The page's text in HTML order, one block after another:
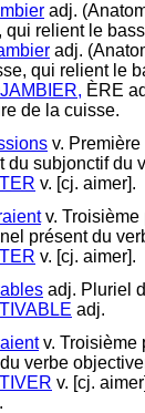
adj.
qui relient le
adj.
qui relient le
ÈRE
de la cuisse.
v.
du subjonctif du
v. [cj. aimer].
v. Troisième
présent du
v. [cj. aimer].
adj. Pluriel
adj.
v. Troisième
verbe
v. [cj.